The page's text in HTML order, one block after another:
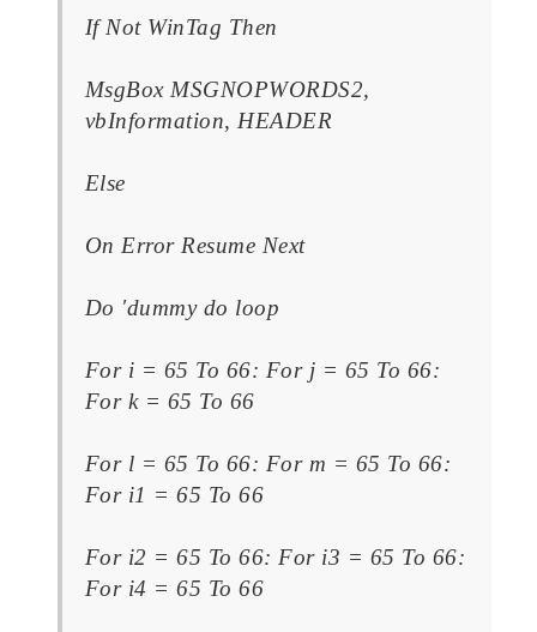
If Not WinTag Then
MsgBox MSGNOPWORDS2,
vbInformation, HEADER
Else
On Error Resume Next
Do 'dummy do loop
For i = 65 To 66: For j = 65 To 66:
For k = 65 To 66
For l = 65 To 66: For m = 65 To 66:
For i1 = 65 To 66
For i2 = 65 To 66: For i3 = 65 To 66:
For i4 = 65 To 66